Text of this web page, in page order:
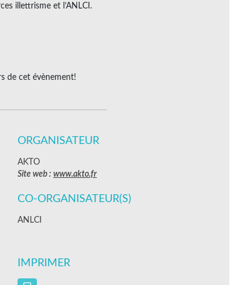
illettrisme et l’ANLCI.
de cet évènement!
ORGANISATEUR
AKTO
Site web : www.akto.fr
CO-ORGANISATEUR(S)
ANLCI
IMPRIMER